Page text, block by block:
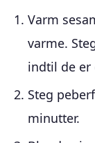
Varm
varme.
indtil de er
Steg
minutter.